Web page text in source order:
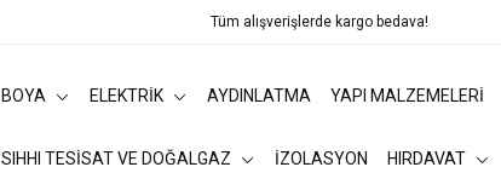
Tüm alışverişlerde kargo bedava!
BOYA ELEKTRİK AYDINLATMA YAPI MALZEMELERİ
SIHHI TESİSAT VE DOĞALGAZ İZOLASYON HIRDAVAT